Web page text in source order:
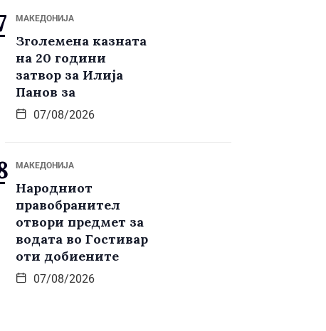
МАКЕДОНИЈА
Зголемена казната
на 20 години
затвор за Илија
Панов за
07/08/2026
МАКЕДОНИЈА
Народниот
правобранител
отвори предмет за
водата во Гостивар
оти добиените
07/08/2026